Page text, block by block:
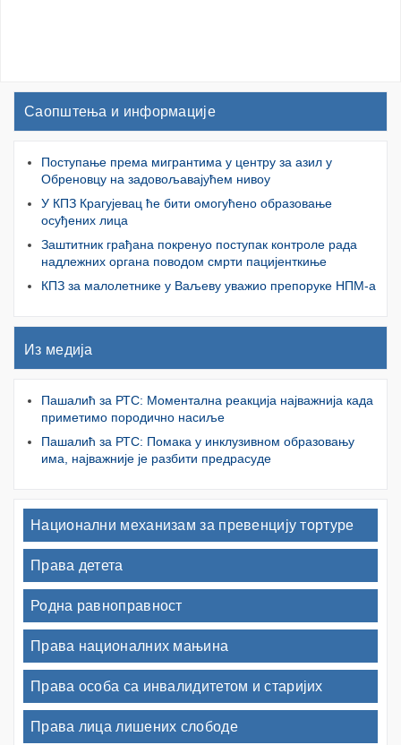
Саопштења и информације
Поступање према мигрантима у центру за азил у
Обреновцу на задовољавајућем нивоу
У КПЗ Крагујевац ће бити омогућено образовање
осуђених лица
Заштитник грађана покренуо поступак контроле рада
надлежних органа поводом смрти пацијенткиње
КПЗ за малолетнике у Ваљеву уважио препоруке НПМ-а
Из медија
Пашалић за РТС: Моментална реакција најважнија када
приметимо породично насиље
Пашалић за РТС: Помака у инклузивном образовању
има, најважније је разбити предрасуде
Национални механизам за превенцију тортуре
Права детета
Родна равноправност
Права националних мањина
Права особа са инвалидитетом и старијих
Права лица лишених слободе